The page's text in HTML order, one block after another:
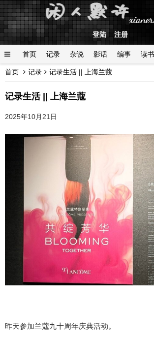
登陆 注册
首页 记录 杂说 影话 编事 读书
登陆
首页 记录 记录生活 || 上海兰蔻
记录生活 || 上海兰蔻
2025年10月21日
昨天参加兰蔻九十周年庆典活动。